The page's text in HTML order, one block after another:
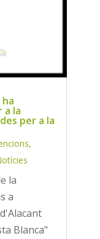
a la
per a la
,
la
a
Blanca"